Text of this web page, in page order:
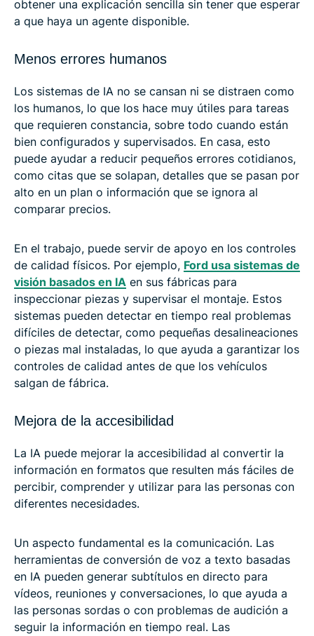
obtener una explicación sencilla sin tener que esperar
a que haya un agente disponible.
Menos errores humanos
Los sistemas de IA no se cansan ni se distraen como
los humanos, lo que los hace muy útiles para tareas
que requieren constancia, sobre todo cuando están
bien configurados y supervisados. En casa, esto
puede ayudar a reducir pequeños errores cotidianos,
como citas que se solapan, detalles que se pasan por
alto en un plan o información que se ignora al
comparar precios.
En el trabajo, puede servir de apoyo en los controles
de calidad físicos. Por ejemplo, Ford usa sistemas de
visión basados en IA en sus fábricas para
inspeccionar piezas y supervisar el montaje. Estos
sistemas pueden detectar en tiempo real problemas
difíciles de detectar, como pequeñas desalineaciones
o piezas mal instaladas, lo que ayuda a garantizar los
controles de calidad antes de que los vehículos
salgan de fábrica.
Mejora de la accesibilidad
La IA puede mejorar la accesibilidad al convertir la
información en formatos que resulten más fáciles de
percibir, comprender y utilizar para las personas con
diferentes necesidades.
Un aspecto fundamental es la comunicación. Las
herramientas de conversión de voz a texto basadas
en IA pueden generar subtítulos en directo para
vídeos, reuniones y conversaciones, lo que ayuda a
las personas sordas o con problemas de audición a
seguir la información en tiempo real. Las